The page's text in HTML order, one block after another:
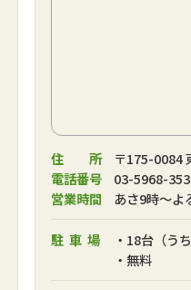
住 所
〒175-0084
電話番号
03-5968-
営業時間
あさ9時～よ
駐車場
・18台（う
・無料